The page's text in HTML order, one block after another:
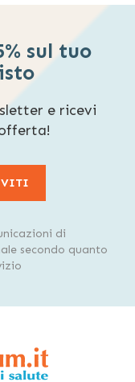
sul tuo
e ricevi
di
secondo quanto